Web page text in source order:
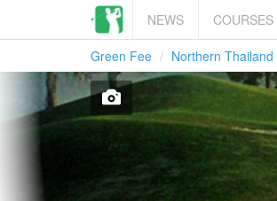
NEWS COURSES
Green Fee Northern Thailand